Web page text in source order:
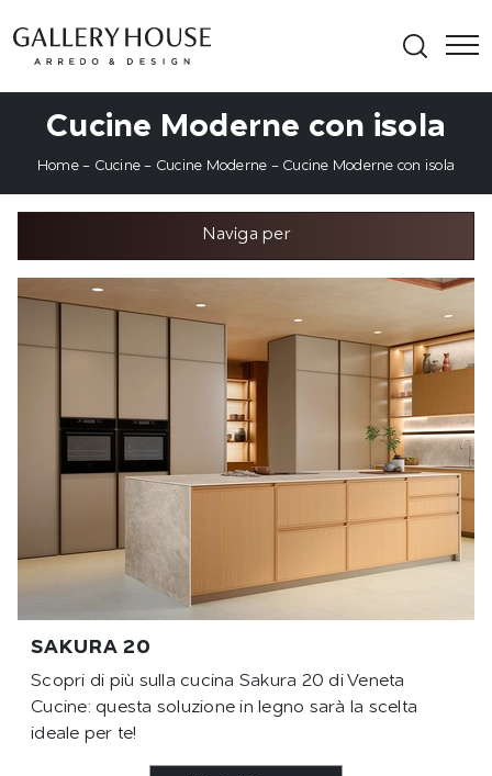
Cucine Moderne con isola
Home- Cucine - Cucine Moderne - Cucine Moderne con isola
Naviga per
SAKURA 20
Scopri di più sulla cucina Sakura 20 di Veneta
Cucine: questa soluzione in legno sarà la scelta
ideale per te!